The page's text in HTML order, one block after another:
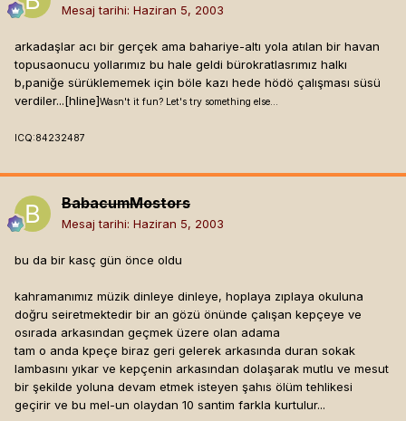
Mesaj tarihi: Haziran 5, 2003
arkadaşlar acı bir gerçek ama bahariye-altı yola atılan bir havan
topusaonucu yollarımız bu hale geldi bürokratlasrımız halkı
b,paniğe sürüklememek için böle kazı hede hödö çalışması süsü
verdiler...[hline]Wasn't it fun? Let's try something else...
ICQ:84232487
BabacumMostors
Mesaj tarihi: Haziran 5, 2003
bu da bir kasç gün önce oldu
kahramanımız müzik dinleye dinleye, hoplaya zıplaya okuluna
doğru seiretmektedir bir an gözü önünde çalışan kepçeye ve
osırada arkasından geçmek üzere olan adama
tam o anda kpeçe biraz geri gelerek arkasında duran sokak
lambasını yıkar ve kepçenin arkasından dolaşarak mutlu ve mesut
bir şekilde yoluna devam etmek isteyen şahıs ölüm tehlikesi
geçirir ve bu mel-un olaydan 10 santim farkla kurtulur...